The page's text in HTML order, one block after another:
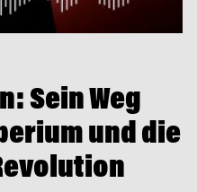
Sein Weg
und die